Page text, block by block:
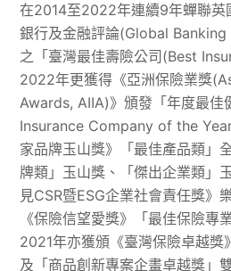
在2014至2022年連續9年蟬聯英
銀行及金融評論(Global Banking
之「臺灣最佳壽險公司(Best
2022年更獲得《亞洲保險業獎
Awards, AIIA)》頒發「年度最佳
Insurance Company of the
家品牌玉山獎》「最佳產品類」
牌類」玉山獎、「傑出企業類」
見CSR暨ESG企業社會責任獎》
《保險信望愛獎》「最佳保險專
2021年亦獲頒《臺灣保險卓越獎
及「商品創新專案企畫卓越獎」